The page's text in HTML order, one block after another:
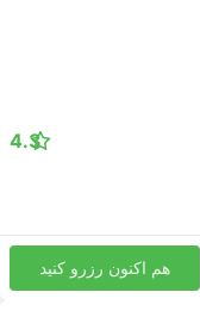
4.3
هم اکنون رزرو کنید